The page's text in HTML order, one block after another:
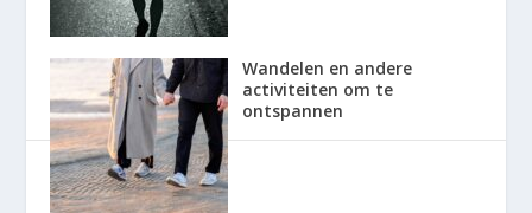
Wandelen en andere
activiteiten om te
ontspannen